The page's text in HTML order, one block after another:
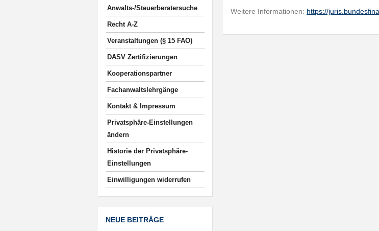
Anwalts-/Steuerberatersuche
Recht A-Z
Veranstaltungen (§ 15 FAO)
DASV Zertifizierungen
Kooperationspartner
Fachanwaltslehrgänge
Kontakt & Impressum
Privatsphäre-Einstellungen
ändern
Historie der Privatsphäre-
Einstellungen
Einwilligungen widerrufen
NEUE BEITRÄGE
Weitere Informationen: https://